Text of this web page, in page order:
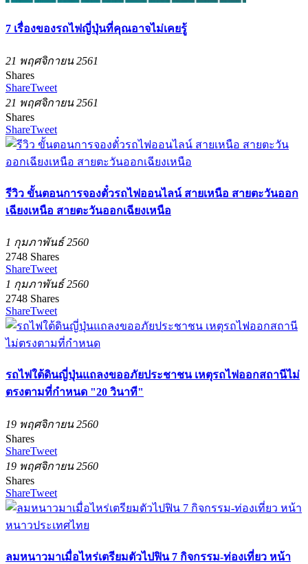
7 เรื่องของรถไฟญี่ปุ่นที่คุณอาจไม่เคยรู้
21 พฤศจิกายน 2561
Shares
ShareTweet
21 พฤศจิกายน 2561
Shares
ShareTweet
รีวิว ขั้นตอนการจองตั๋วรถไฟออนไลน์ สายเหนือ สายตะวันออก
เฉียงเหนือ สายตะวันออกเฉียงเหนือ
1 กุมภาพันธ์ 2560
2748 Shares
ShareTweet
1 กุมภาพันธ์ 2560
2748 Shares
ShareTweet
รถไฟใต้ดินญี่ปุ่นแถลงขออภัยประชาชน เหตุรถไฟออกสถานีไม่
ตรงตามที่กำหนด "20 วินาที"
19 พฤศจิกายน 2560
Shares
ShareTweet
19 พฤศจิกายน 2560
Shares
ShareTweet
ลมหนาวมาเมื่อไหร่เตรียมตัวไปฟิน 7 กิจกรรม-ท่องเที่ยว หน้า